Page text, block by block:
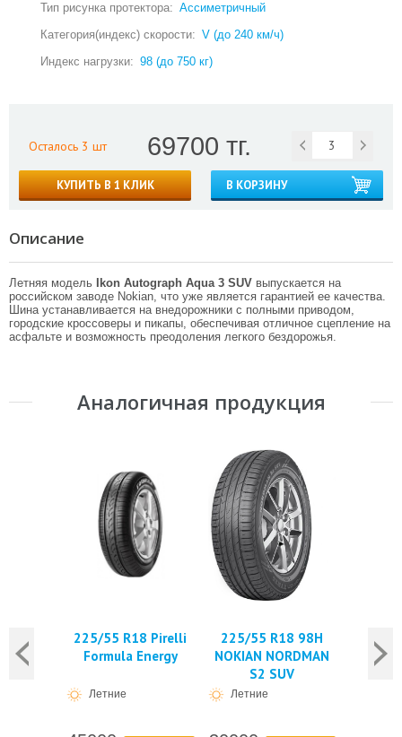
Тип рисунка протектора: Ассиметричный
Категория(индекс) скорости: V (до 240 км/ч)
Индекс нагрузки: 98 (до 750 кг)
Осталось 3 шт 69700 тг.
КУПИТЬ В 1 КЛИК В КОРЗИНУ
Описание
Летняя модель Ikon Autograph Aqua 3 SUV выпускается на
российском заводе Nokian, что уже является гарантией ее качества.
Шина устанавливается на внедорожники с полными приводом,
городские кроссоверы и пикапы, обеспечивая отличное сцепление на
асфальте и возможность преодоления легкого бездорожья.
Аналогичная продукция
225/55 R18 Pirelli
Formula Energy
Летние
225/55 R18 98H
NOKIAN NORDMAN
S2 SUV
Летние
225/